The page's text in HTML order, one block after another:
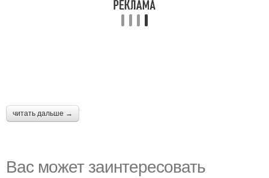
читать дальше →
Вас может заинтересовать